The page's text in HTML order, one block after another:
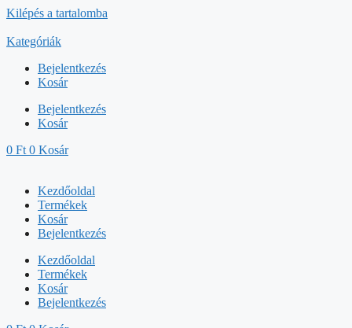
Kilépés a tartalomba
Kategóriák
Bejelentkezés
Kosár
Bejelentkezés
Kosár
0 Ft 0 Kosár
Kezdőoldal
Termékek
Kosár
Bejelentkezés
Kezdőoldal
Termékek
Kosár
Bejelentkezés